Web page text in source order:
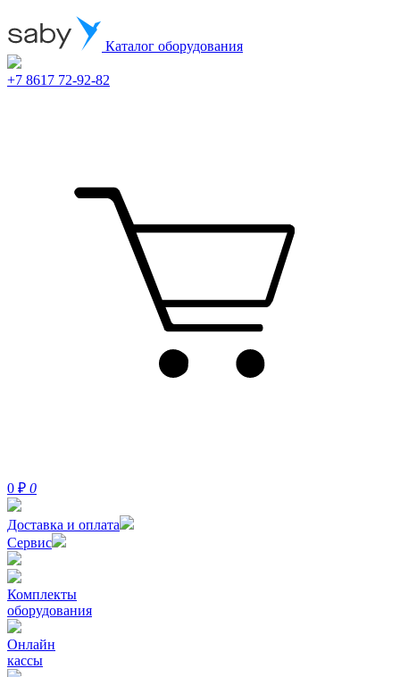
Каталог оборудования
+7 8617 72-92-82
0 ₽ 0
Доставка и оплата
Сервис
Комплекты
оборудования
Онлайн
кассы